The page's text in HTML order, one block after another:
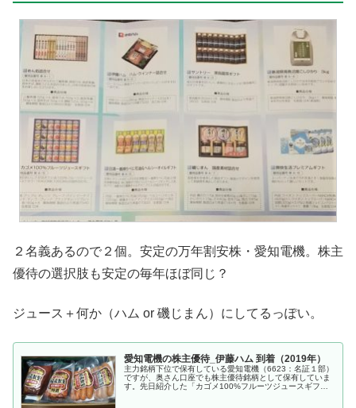
２名義あるので２個。安定の万年割安株・愛知電機。株主
優待の選択肢も安定の毎年ほぼ同じ？
ジュース＋何か（ハム or 磯じまん）にしてるっぽい。
愛知電機の株主優待_伊藤ハム 到着（2019年）
主力銘柄下位で保有している愛知電機（6623：名証１部）
ですが、奥さん口座でも株主優待銘柄として保有していま
す。先日紹介した「カゴメ100%フルーツジュースギフ